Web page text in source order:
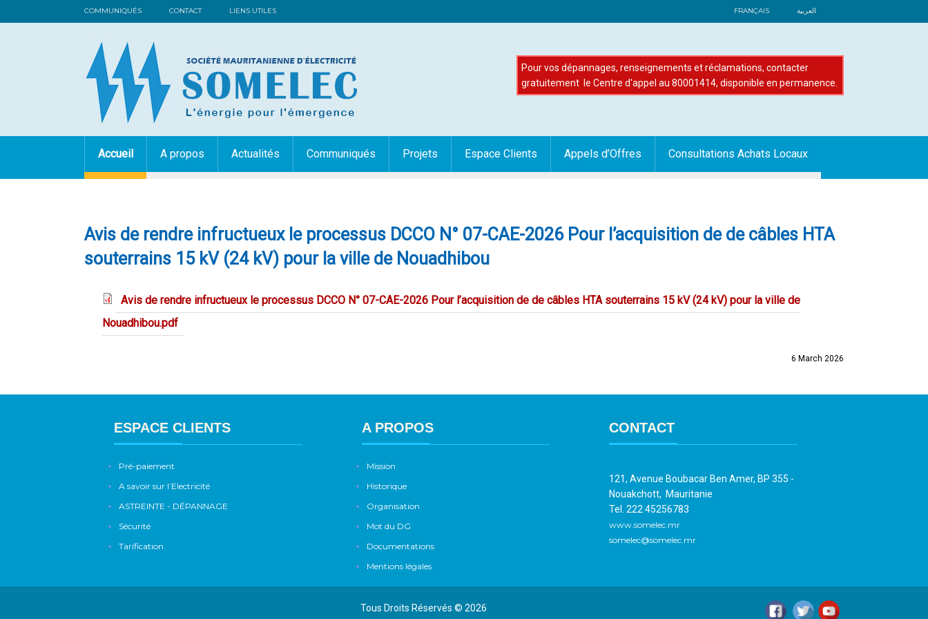
COMMUNIQUÉS CONTACT LIENS UTILES FRANÇAIS العربية
Pour vos dépannages, renseignements et réclamations, contacter
gratuitement le Centre d'appel au 80001414, disponible en permanence.
Accueil A propos Actualités Communiqués Projets Espace Clients Appels d’Offres Consultations Achats Locaux
Avis de rendre infructueux le processus DCCO N° 07-CAE-2026 Pour l’acquisition de de câbles HTA
souterrains 15 kV (24 kV) pour la ville de Nouadhibou
Avis de rendre infructueux le processus DCCO N° 07-CAE-2026 Pour l’acquisition de de câbles HTA souterrains 15 kV (24 kV) pour la ville de
Nouadhibou.pdf
6 March 2026
ESPACE CLIENTS
Pré-paiement
A savoir sur l’Electricité
ASTREINTE - DÉPANNAGE
Sécurité
Tarification
A PROPOS
Mission
Historique
Organisation
Mot du DG
Documentations
Mentions légales
CONTACT
121, Avenue Boubacar Ben Amer, BP 355 -
Nouakchott, Mauritanie
Tel. 222 45256783
www.somelec.mr
somelec@somelec.mr
Tous Droits Réservés © 2026